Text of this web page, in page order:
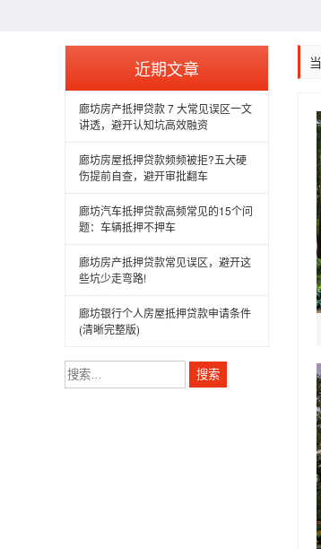
近期文章
廊坊房产抵押贷款 7 大常见误区一文
讲透，避开认知坑高效融资
廊坊房屋抵押贷款频频被拒?五大硬
伤提前自查，避开审批翻车
廊坊汽车抵押贷款高频常见的15个问
题：车辆抵押不押车
廊坊房产抵押贷款常见误区，避开这
些坑少走弯路!
廊坊银行个人房屋抵押贷款申请条件
(清晰完整版)
搜
索：